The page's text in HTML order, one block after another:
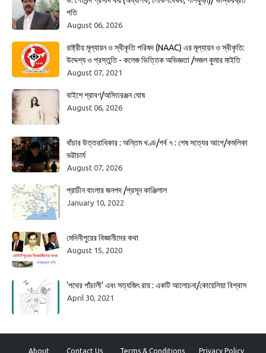
পতি
August 06, 2026
রাষ্ট্রীয় মূল্যায়ন ও স্বীকৃতি পরিষদ (NAAC) এর মূল্যায়ন ও স্বীকৃতি:
উদ্দেশ্য ও প্রস্তুতি - কলেজ ভিত্তিক অভিজ্ঞতা /সজল কুমার মাইতি
August 07, 2021
বাইশে শ্রাবণ/অসিতরঞ্জন ঘোষ
August 06, 2026
বাঁচার উত্তরাধিকার : অন্তিম খণ্ড/পর্ব ৭ : শেষ সত্যের আগে/কমলিকা
ভট্টাচার্য
August 07, 2026
প্রাচীন বাংলার জনপদ /প্রসূন কাঞ্জিলাল
January 10, 2022
মেদিনীপুরের বিজ্ঞানীদের কথা
August 15, 2020
‘পথের পাঁচালী’ এবং সত্যজিৎ রায় : একটি আলোচনা/কোয়েলিয়া বিশ্বাস
April 30, 2021
About Contact Us Terms & Conditions Privacy Policy